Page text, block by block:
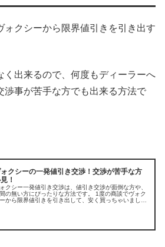
ォクシーから限界値引きを引き出す
く出来るので、何度もディーラーへ
渉事が苦手な方でも出来る方法で
クシーの一発値引き交渉！交渉が苦手な方
！
クシー一発値引き交渉は、値引き交渉が面倒な方や、
の無い方にぴったりな方法です。 1度の商談でヴォク
から限界値引きを引き出して、安く買っちゃいましょ